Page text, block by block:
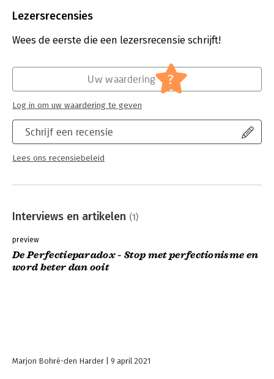
Lees verder
Lees verder
Lezersrecensies
Wees de eerste die een lezersrecensie schrijft!
Schrijf een recensie
Lees ons recensiebeleid
Uw waardering ?
Log in om uw waardering te geven
Interviews en artikelen (1)
preview
De Perfectieparadox - Stop met perfectionisme en
word beter dan ooit
Marjon Bohré-den Harder 9 april 2021